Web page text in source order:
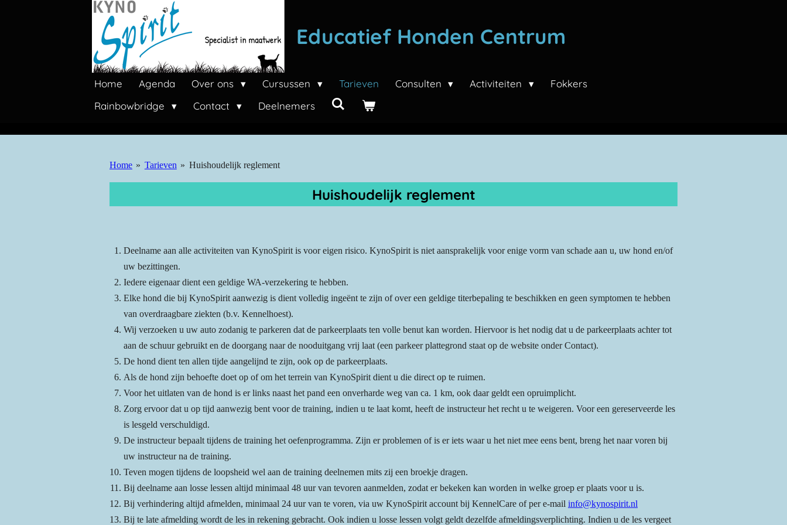
Educatief Honden Centrum
Home Agenda Over ons Cursussen Tarieven Consulten Activiteiten
Fokkers
Rainbowbridge
Contact Deelnemers
Home » Tarieven » Huishoudelijk reglement
Huishoudelijk reglement
Deelname aan alle activiteiten van KynoSpirit is voor eigen risico. KynoSpirit is niet aansprakelijk voor enige vorm van schade aan u, uw hond en/of
uw bezittingen.
Iedere eigenaar dient een geldige WA-verzekering te hebben.
Elke hond die bij KynoSpirit aanwezig is dient volledig ingeënt te zijn of over een geldige titerbepaling te beschikken en geen symptomen te hebben
van overdraagbare ziekten (b.v. Kennelhoest).
Wij verzoeken u uw auto zodanig te parkeren dat de parkeerplaats ten volle benut kan worden. Hiervoor is het nodig dat u de parkeerplaats achter tot
aan de schuur gebruikt en de doorgang naar de nooduitgang vrij laat (een parkeer plattegrond staat op de website onder Contact).
De hond dient ten allen tijde aangelijnd te zijn, ook op de parkeerplaats.
Als de hond zijn behoefte doet op of om het terrein van KynoSpirit dient u die direct op te ruimen.
Voor het uitlaten van de hond is er links naast het pand een onverharde weg van ca. 1 km, ook daar geldt een opruimplicht.
Zorg ervoor dat u op tijd aanwezig bent voor de training, indien u te laat komt, heeft de instructeur het recht u te weigeren. Voor een gereserveerde les
is lesgeld verschuldigd.
De instructeur bepaalt tijdens de training het oefenprogramma. Zijn er problemen of is er iets waar u het niet mee eens bent, breng het naar voren bij
uw instructeur na de training.
Teven mogen tijdens de loopsheid wel aan de training deelnemen mits zij een broekje dragen.
Bij deelname aan losse lessen altijd minimaal 48 uur van tevoren aanmelden, zodat er bekeken kan worden in welke groep er plaats voor u is.
Bij verhindering altijd afmelden, minimaal 24 uur van te voren, via uw KynoSpirit account bij KennelCare of per e-mail info@kynospirit.nl
Bij te late afmelding wordt de les in rekening gebracht. Ook indien u losse lessen volgt geldt dezelfde afmeldingsverplichting. Indien u de les vergeet